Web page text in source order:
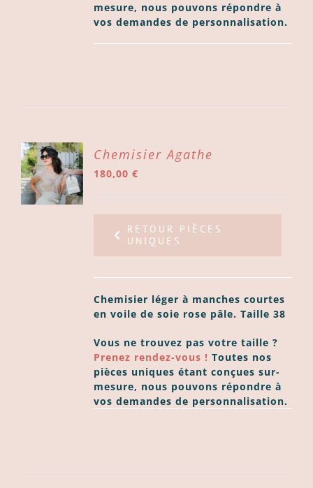
mesure, nous pouvons répondre à
vos demandes de personnalisation.
Chemisier Agathe
180,00€
RETOUR PIÈCES
UNIQUES
Chemisier léger à manches courtes
en voile de soie rose pâle.Taille 38
Vous ne trouvez pas votre taille ?
Prenez rendez-vous ! Toutes nos
pièces uniques étant conçues sur-
mesure, nous pouvons répondre à
vos demandes de personnalisation.